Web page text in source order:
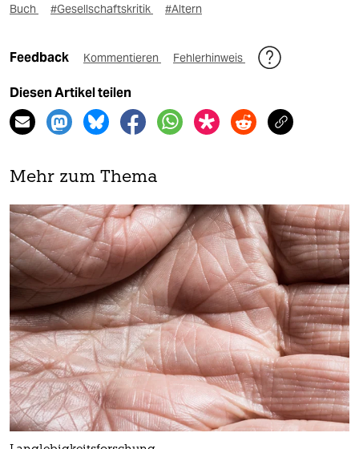
Buch
#Gesellschaftskritik #Altern
Feedback Kommentieren Fehlerhinweis
Diesen Artikel teilen
Mehr zum Thema